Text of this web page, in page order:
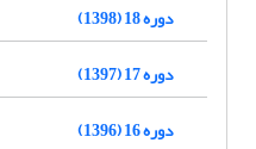
دوره 18 (1398)
دوره 17 (1397)
دوره 16 (1396)